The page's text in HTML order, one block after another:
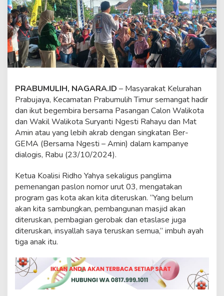
r
a
b
u
j
a
y
a
e
m
a
n
g
a
H
a
i
r
B
e
r
-
m
a
PRABUMULIH, NAGARA.ID – Masyarakat Kelurahan
Prabujaya, Kecamatan Prabumulih Timur semangat hadir
dan ikut begembira bersama Pasangan Calon Walikota
dan Wakil Walikota Suryanti Ngesti Rahayu dan Mat
Amin atau yang lebih akrab dengan singkatan Ber-
GEMA (Bersama Ngesti – Amin) dalam kampanye
dialogis, Rabu (23/10/2024).
Ketua Koalisi Ridho Yahya sekaligus panglima
pemenangan paslon nomor urut 03, mengatakan
program gas kota akan kita diteruskan. “Yang belum
akan kita sambungkan, pembangunan masjid akan
diteruskan, pembagian gerobak dan etaslase juga
diteruskan, insyallah saya teruskan semua,” imbuh ayah
tiga anak itu.